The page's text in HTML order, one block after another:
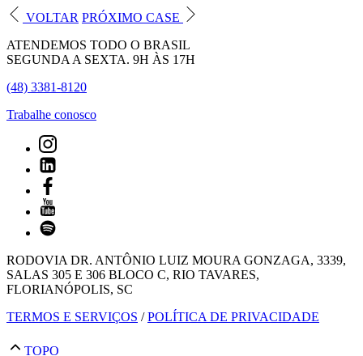
VOLTAR PRÓXIMO CASE
ATENDEMOS TODO O BRASIL
SEGUNDA A SEXTA. 9H ÀS 17H
(48) 3381-8120
Trabalhe conosco
RODOVIA DR. ANTÔNIO LUIZ MOURA GONZAGA, 3339,
SALAS 305 E 306 BLOCO C, RIO TAVARES,
FLORIANÓPOLIS, SC
TERMOS E SERVIÇOS /POLÍTICA DE PRIVACIDADE
TOPO